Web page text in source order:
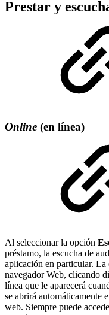
Prestar y
Online (en línea)
Al seleccionar la opción
préstamo, la escucha de
aplicación en particular. La
navegador Web, clicando
línea que le aparecerá
se abrirá automáticamente
web. Siempre puede